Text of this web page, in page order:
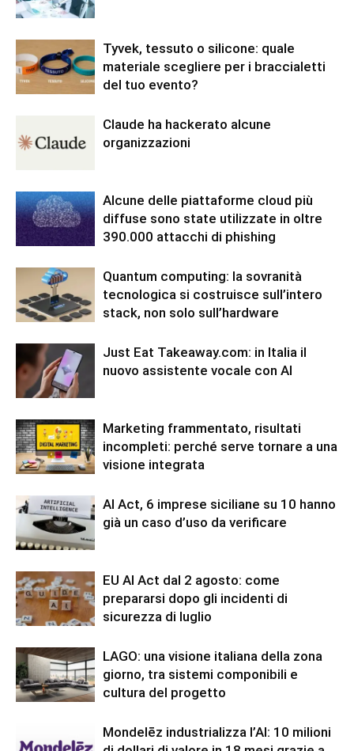
Tyvek, tessuto o silicone: quale
materiale scegliere per i braccialetti
del tuo evento?
Claude ha hackerato alcune
organizzazioni
Alcune delle piattaforme cloud più
diffuse sono state utilizzate in oltre
390.000 attacchi di phishing
Quantum computing: la sovranità
tecnologica si costruisce sull’intero
stack, non solo sull’hardware
Just Eat Takeaway.com: in Italia il
nuovo assistente vocale con AI
Marketing frammentato, risultati
incompleti: perché serve tornare a una
visione integrata
AI Act, 6 imprese siciliane su 10 hanno
già un caso d’uso da verificare
EU AI Act dal 2 agosto: come
prepararsi dopo gli incidenti di
sicurezza di luglio
LAGO: una visione italiana della zona
giorno, tra sistemi componibili e
cultura del progetto
Mondelēz industrializza l’AI: 10 milioni